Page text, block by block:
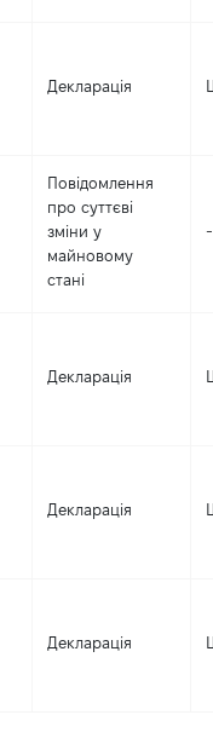
Декларація
Повідомлення
про суттєві
зміни y
майновому
стані
-
Декларація
Декларація
Декларація